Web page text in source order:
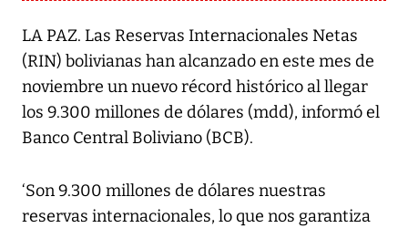
LA PAZ. Las Reservas Internacionales Netas
(RIN) bolivianas han alcanzado en este mes de
noviembre un nuevo récord histórico al llegar
los 9.300 millones de dólares (mdd), informó el
Banco Central Boliviano (BCB).
‘Son 9.300 millones de dólares nuestras
reservas internacionales, lo que nos garantiza